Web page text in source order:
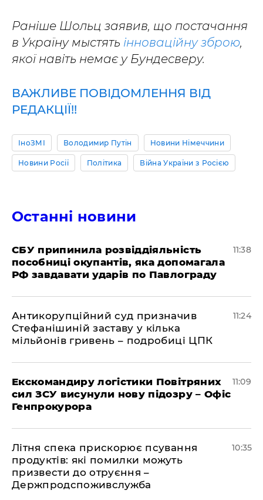
Раніше Шольц заявив, що постачання
в Україну мыстять інноваційну зброю,
якої навіть немає у Бундесверу.
ВАЖЛИВЕ ПОВІДОМЛЕННЯ ВІД
РЕДАКЦІЇ!!
ІноЗМІ Володимир Путін Новини Німеччини
Новини Росії Політика Війна України з Росією
Останні новини
СБУ припинила розвіддіяльність
пособниці окупантів, яка допомагала
РФ завдавати ударів по Павлограду
11:38
Антикорупційний суд призначив
Стефанішиній заставу у кілька
мільйонів гривень – подробиці ЦПК
11:24
Екскомандиру логістики Повітряних
сил ЗСУ висунули нову підозру – Офіс
Генпрокурора
11:09
Літня спека прискорює псування
продуктів: які помилки можуть
призвести до отруєння –
Держпродспоживслужба
10:35